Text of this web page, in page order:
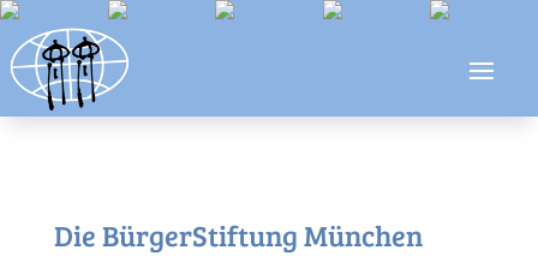
Die BürgerStiftung München